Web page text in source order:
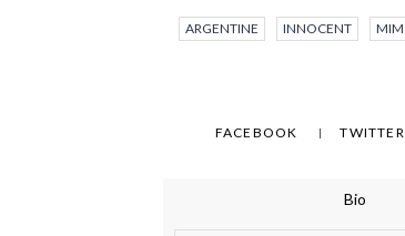
ARGENTINE INNOCENT MIM
FACEBOOK TWITTER
Bio